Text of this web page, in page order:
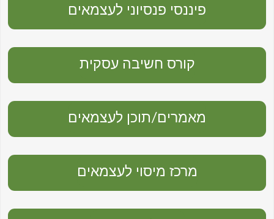
פיננסי פנסיוני לעצמאים
קורס חשיבה עסקית
מאמרים/תוכן לעצמאים
מרכז מיסוי לעצמאים